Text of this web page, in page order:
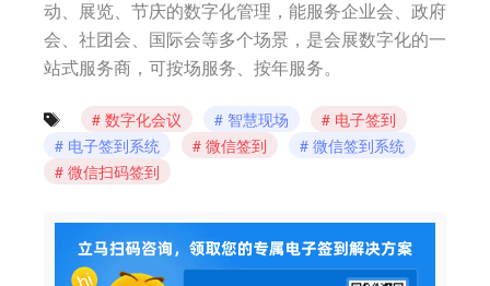
动、展览、节庆的数字化管理，能服务企业会、政府
会、社团会、国际会等多个场景，是会展数字化的一
站式服务商，可按场服务、按年服务。
数字化会议 智慧现场
电子签到
电子签到系统
微信签到
微信签到系统
微信扫码签到